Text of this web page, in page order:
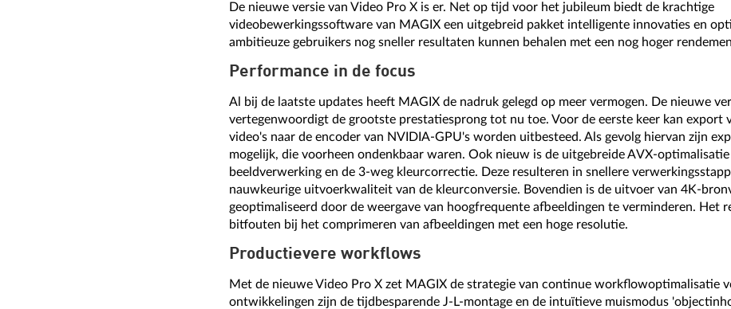
De nieuwe versie van Video Pro X is er. Net op tijd voor het jubileum biedt de krachtige
videobewerkingssoftware van MAGIX een uitgebreid pakket intelligente innovaties en
ambitieuze gebruikers nog sneller resultaten kunnen behalen met een nog hoger
Performance in de focus
Al bij de laatste updates heeft MAGIX de nadruk gelegd op meer vermogen. De nieuwe
vertegenwoordigt de grootste prestatiesprong tot nu toe. Voor de eerste keer kan export
video's naar de encoder van NVIDIA-GPU's worden uitbesteed. Als gevolg hiervan zijn
mogelijk, die voorheen ondenkbaar waren. Ook nieuw is de uitgebreide AVX-
beeldverwerking en de 3-weg kleurcorrectie. Deze resulteren in snellere
nauwkeurige uitvoerkwaliteit van de kleurconversie. Bovendien is de uitvoer van 4K-
geoptimaliseerd door de weergave van hoogfrequente afbeeldingen te verminderen. Het
bitfouten bij het comprimeren van afbeeldingen met een hoge resolutie.
Productievere workflows
Met de nieuwe Video Pro X zet MAGIX de strategie van continue workflowoptimalisatie
ontwikkelingen zijn de tijdbesparende J-L-montage en de intuïtieve muismodus